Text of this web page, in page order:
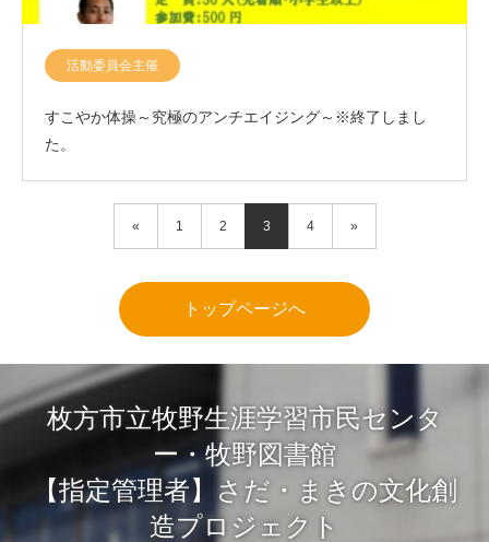
活動委員会主催
すこやか体操～究極のアンチエイジング～※終了しまし
た。
« 1 2 3 4 »
トップページへ
枚方市立牧野生涯学習市民センタ
ー・牧野図書館
【指定管理者】さだ・まきの文化創
造プロジェクト